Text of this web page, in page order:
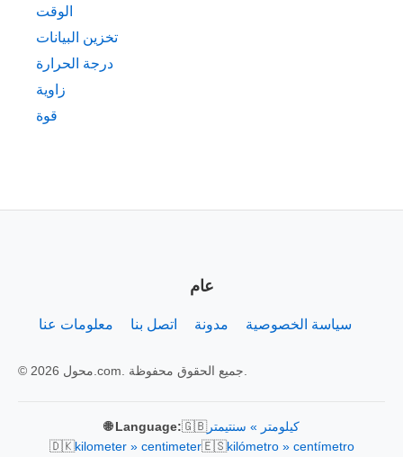
الوقت
تخزين البيانات
درجة الحرارة
زاوية
قوة
عام
معلومات عنا اتصل بنا مدونة سياسة الخصوصية
🌐 Language:🇬🇧كيلومتر » سنتيمتر
🇩🇰kilometer » centimeter🇪🇸kilómetro » centímetro